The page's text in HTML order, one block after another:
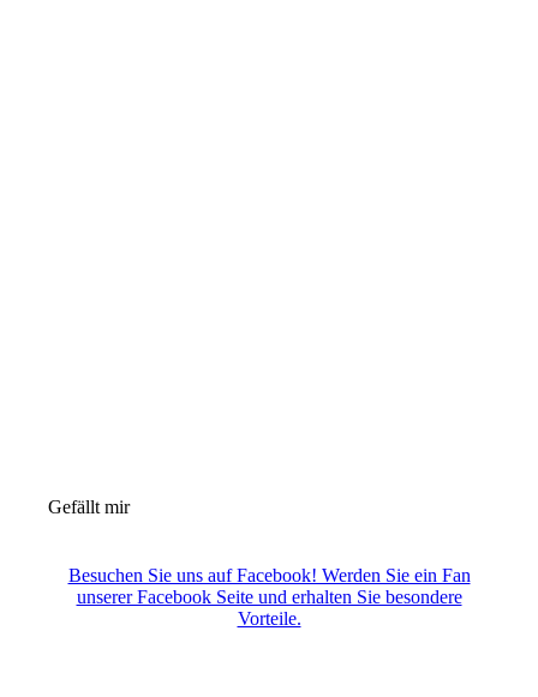
Gefällt mir
Besuchen Sie uns auf Facebook! Werden Sie ein Fan
unserer Facebook Seite und erhalten Sie besondere
Vorteile.